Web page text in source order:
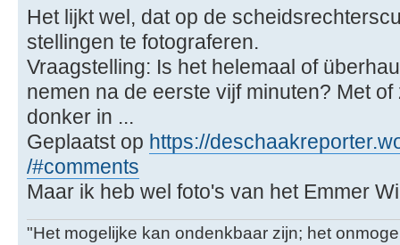
Het lijkt wel, dat op de
stellingen te fotograferen.
Vraagstelling: Is het helemaal of
nemen na de eerste vijf minuten? Met
donker in ...
Geplaatst op https://
/#comments
Maar ik heb wel foto's van het Emmer
"Het mogelijke kan ondenkbaar zijn; het